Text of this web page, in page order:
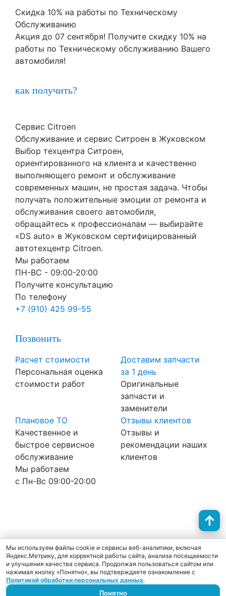
Скидка 10% на работы по Техническому
Обслуживанию
Акция до 07 сентября! Получите скидку 10% на
работы по Техническому обслуживанию Вашего
автомобиля!
как получить?
Сервис Citroen
Обслуживание и сервис Ситроен в Жуковском
Выбор техцентра Ситроен,
ориентированного на клиента и качественно
выполняющего ремонт и обслуживание
современных машин, не простая задача. Чтобы
получать положительные эмоции от ремонта и
обслуживания своего автомобиля,
обращайтесь к профессионалам — выбирайте
«DS auto» в Жуковском сертифицированный
автотехцентр Citroen.
Мы работаем
ПН-ВC - 09:00-20:00
Получите консультацию
По телефону
+7 (910) 425 99-55
Позвонить
Расчет стоимости
Персональная оценка
стоимости работ
Доставим запчасти
за 1 день
Оригинальные
запчасти и
заменители
Плановое ТО
Качественное и
быстрое сервисное
обслуживание
Отзывы клиентов
Отзывы и
рекомендации наших
клиентов
Мы работаем
с Пн-Вc 09:00-20:00
Мы используем файлы cookie и сервисы веб-аналитики, включая
Яндекс.Метрику, для корректной работы сайта, анализа посещаемости
и улучшения качества сервиса. Продолжая пользоваться сайтом или
нажимая кнопку «Понятно», вы подтверждаете ознакомление с
Политикой обработки персональных данных.
Понятно